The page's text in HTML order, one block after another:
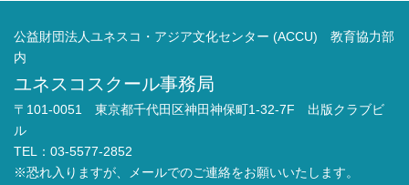
公益財団法人ユネスコ・アジア文化センター (ACCU) 教育協力部
内
ユネスコスクール事務局
〒101-0051 東京都千代田区神田神保町1-32-7F 出版クラブビ
ル
TEL：03-5577-2852
※恐れ入りますが、メールでのご連絡をお願いいたします。